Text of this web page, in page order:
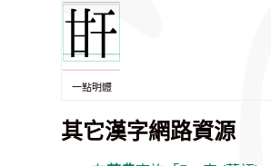
一點明體
其它漢字網路資源